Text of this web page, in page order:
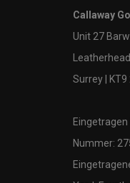
Callaway
Unit 27
Surrey |
Eingetragen
Nummer: